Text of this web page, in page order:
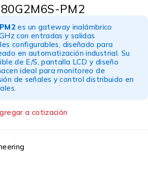
PM2
es un gateway inalámbrico
con entradas y salidas
configurables, diseñado para
en automatización industrial. Su
de E/S, pantalla LCD y diseño
ideal para monitoreo de
de señales y control distribuido en
a cotización